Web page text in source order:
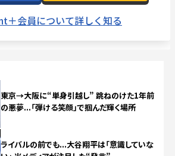
東京→大阪に“単身引越し” 跳ねのけた1年前
の悪夢...「弾ける笑顔」で掴んだ輝く場所
ライバルの前でも...大谷翔平は「意識していな